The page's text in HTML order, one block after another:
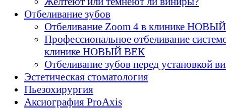
Отбеливание зубов
Отбеливание Zoom 4 в клинике
Профессиональное отбеливание
клинике НОВЫЙ ВЕК
Отбеливание зубов перед установкой
Эстетическая стоматология
Пьезохирургия
Аксиография ProAxis